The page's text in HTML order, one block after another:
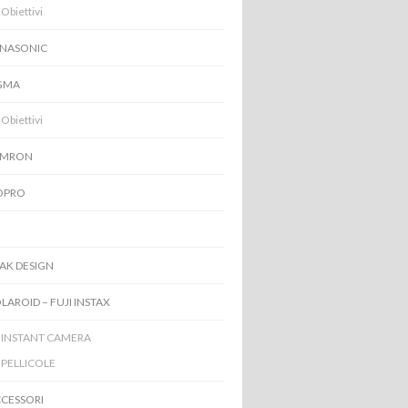
Obiettivi
Obiettivi
DESIGN
– FUJI INSTAX
INSTANT CAMERA
PELLICOLE